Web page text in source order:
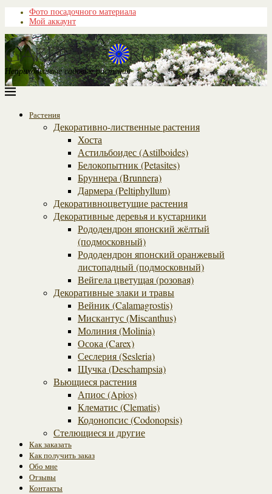
Фото посадочного материала
Мой аккаунт
Неприхотливые садовые растения
Растения
Декоративно-лиственные растения
Хоста
Астильбоидес (Astilboides)
Белокопытник (Рetasites)
Бруннера (Brunnera)
Дармера (Peltiphyllum)
Декоративноцветущие растения
Декоративные деревья и кустарники
Рододендрон японский жёлтый
(подмосковный)
Рододендрон японский оранжевый
листопадный (подмосковный)
Вейгела цветущая (розовая)
Декоративные злаки и травы
Вейник (Calamagrostis)
Мискантус (Miscanthus)
Молиния (Molinia)
Осока (Carex)
Сеслерия (Sesleria)
Щучка (Deschampsia)
Вьющиеся растения
Апиос (Apios)
Клематис (Clematis)
Кодонопсис (Codonopsis)
Стелющиеся и другие
Как заказать
Как получить заказ
Обо мне
Отзывы
Контакты